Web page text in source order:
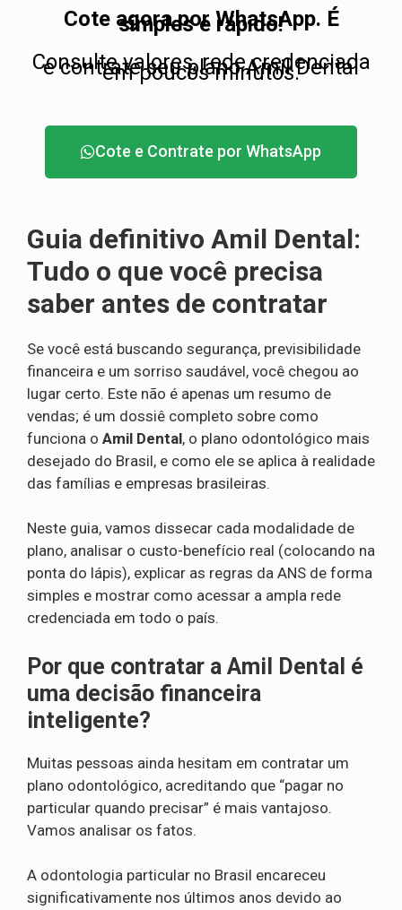
Cote agora por WhatsApp. É
simples e rápido!
Consulte valores, rede credenciada
e contrate seu plano Amil Dental
em poucos minutos.
Cote e Contrate por WhatsApp
Guia definitivo Amil Dental:
Tudo o que você precisa
saber antes de contratar
Se você está buscando segurança, previsibilidade
financeira e um sorriso saudável, você chegou ao
lugar certo. Este não é apenas um resumo de
vendas; é um dossiê completo sobre como
funciona o Amil Dental, o plano odontológico mais
desejado do Brasil, e como ele se aplica à realidade
das famílias e empresas brasileiras.
Neste guia, vamos dissecar cada modalidade de
plano, analisar o custo-benefício real (colocando na
ponta do lápis), explicar as regras da ANS de forma
simples e mostrar como acessar a ampla rede
credenciada em todo o país.
Por que contratar a Amil Dental é
uma decisão financeira
inteligente?
Muitas pessoas ainda hesitam em contratar um
plano odontológico, acreditando que “pagar no
particular quando precisar” é mais vantajoso.
Vamos analisar os fatos.
A odontologia particular no Brasil encareceu
significativamente nos últimos anos devido ao